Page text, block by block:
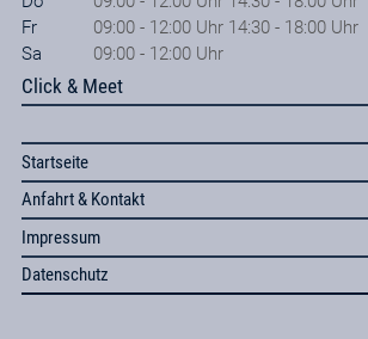
Fr
09:00 - 12:00 Uhr 14:30 - 18:00 Uhr
Sa
09:00 - 12:00 Uhr
Click & Meet
Startseite
Anfahrt & Kontakt
Impressum
Datenschutz